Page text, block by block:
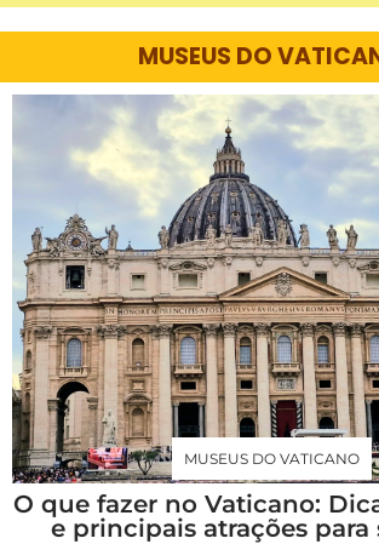
MUSEUS DO
MUSEUS DO VATICANO
O que fazer no Vaticano:
e principais atrações para